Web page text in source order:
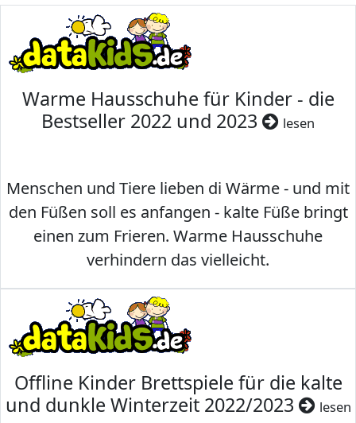
Warme Hausschuhe für Kinder - die
Bestseller 2022 und 2023
lesen
Menschen und Tiere lieben di Wärme - und mit
den Füßen soll es anfangen - kalte Füße bringt
einen zum Frieren. Warme Hausschuhe
verhindern das vielleicht.
Offline Kinder Brettspiele für die kalte
und dunkle Winterzeit 2022/2023
lesen